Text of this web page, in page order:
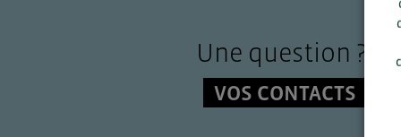
Une question ?
VOS CONTACTS